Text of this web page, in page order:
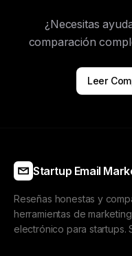
¿Necesitas
comparación
Leer
Startup Email
Reseñas honestas y
herramientas de
electrónico para startups.